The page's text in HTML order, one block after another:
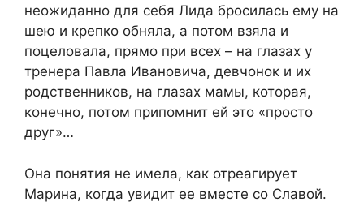
неожиданно для себя Лида бросилась ему на
шею и крепко обняла, а потом взяла и
поцеловала, прямо при всех – на глазах у
тренера Павла Ивановича, девчонок и их
родственников, на глазах мамы, которая,
конечно, потом припомнит ей это «просто
друг»…
Она понятия не имела, как отреагирует
Марина, когда увидит ее вместе со Славой.